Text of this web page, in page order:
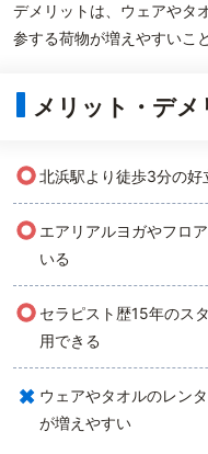
デメリットは、ウェアやタ
参する荷物が増えやすいこ
メリット・デメ
○北浜駅より徒歩3分の好
○ エアリアルヨガやフロ
いる
○ セラピスト歴15年のス
用できる
× ウェアやタオルのレン
が増えやすい